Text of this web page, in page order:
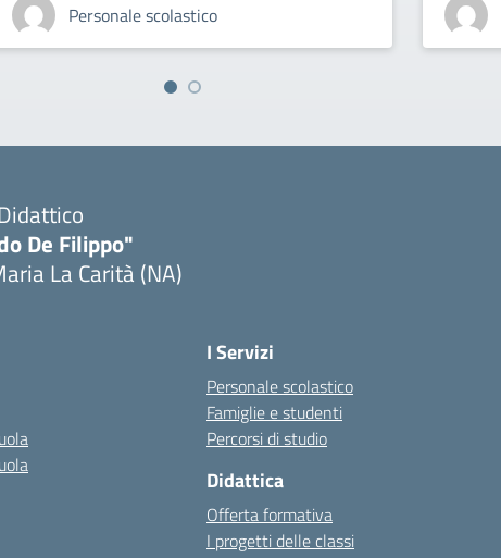
Personale scolastico
De Filippo"
La Carità (NA)
I Servizi
Personale scolastico
Famiglie e studenti
Percorsi di studio
Didattica
Offerta formativa
I progetti delle classi